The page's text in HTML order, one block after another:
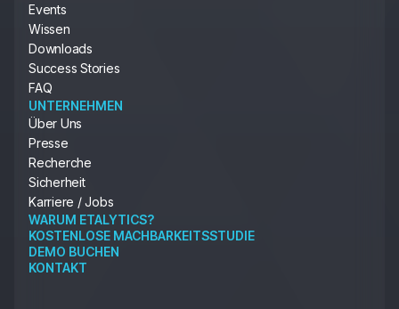
Events
Wissen
Downloads
Success Stories
FAQ
UNTERNEHMEN
Über Uns
Presse
Recherche
Sicherheit
Karriere / Jobs
WARUM ETALYTICS?
KOSTENLOSE MACHBARKEITSSTUDIE
DEMO BUCHEN
KONTAKT